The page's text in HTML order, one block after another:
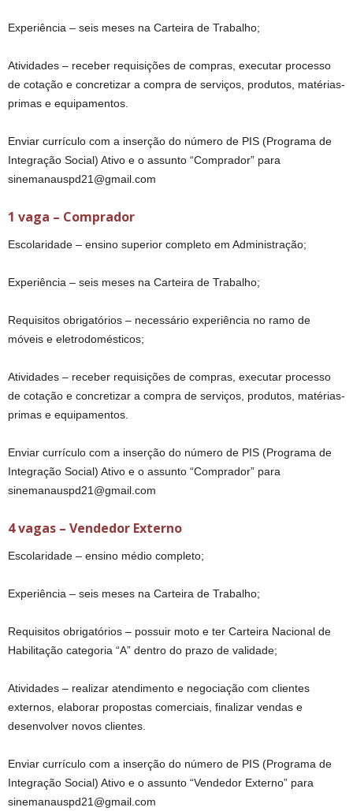
Experiência – seis meses na Carteira de Trabalho;
Atividades – receber requisições de compras, executar processo
de cotação e concretizar a compra de serviços, produtos, matérias-
primas e equipamentos.
Enviar currículo com a inserção do número de PIS (Programa de
Integração Social) Ativo e o assunto “Comprador” para
sinemanauspd21@gmail.com
1 vaga – Comprador
Escolaridade – ensino superior completo em Administração;
Experiência – seis meses na Carteira de Trabalho;
Requisitos obrigatórios – necessário experiência no ramo de
móveis e eletrodomésticos;
Atividades – receber requisições de compras, executar processo
de cotação e concretizar a compra de serviços, produtos, matérias-
primas e equipamentos.
Enviar currículo com a inserção do número de PIS (Programa de
Integração Social) Ativo e o assunto “Comprador” para
sinemanauspd21@gmail.com
4 vagas – Vendedor Externo
Escolaridade – ensino médio completo;
Experiência – seis meses na Carteira de Trabalho;
Requisitos obrigatórios – possuir moto e ter Carteira Nacional de
Habilitação categoria “A” dentro do prazo de validade;
Atividades – realizar atendimento e negociação com clientes
externos, elaborar propostas comerciais, finalizar vendas e
desenvolver novos clientes.
Enviar currículo com a inserção do número de PIS (Programa de
Integração Social) Ativo e o assunto “Vendedor Externo” para
sinemanauspd21@gmail.com